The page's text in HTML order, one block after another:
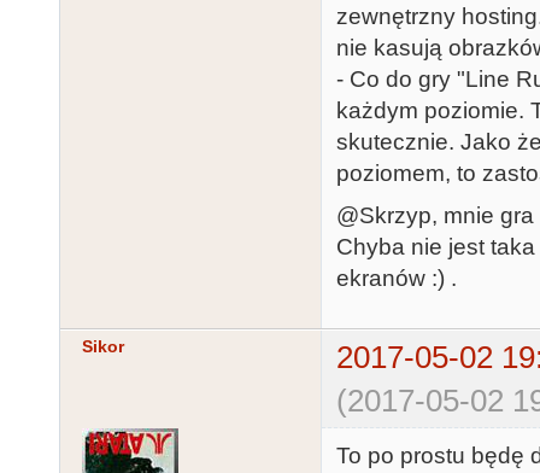
zewnętrzny
nie kasują
- Co do gry "Line
każdym poziomie.
skutecznie. Jako
poziomem, to
@Skrzyp, mnie
Chyba nie jest
ekranów :) .
Sikor
2017-05-02
(2017-05-02
To po prostu będę